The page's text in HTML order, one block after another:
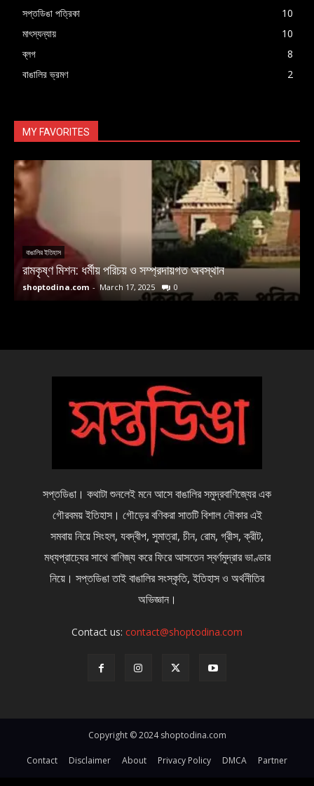
সপ্তডিঙা পত্রিকা
10
মাৎস্যন্যায়
10
ব্লগ
8
বাঙালির ভ্রমণ
2
MY FAVORITES
বাঙালির ইতিহাস
রামকৃষ্ণ মিশন: ধর্মীয় পরিচয় ও সম্প্রদায়গত অবস্থান
shoptodina.com - March 17, 2025 0
সপ্তডিঙা। কথাটা শুনলেই মনে আসে বাঙালির সমুদ্রবাণিজ্যের এক
গৌরবময় ইতিহাস। গৌড়ের বণিকরা সাতটি বিশাল নৌকার এই
সমবায় নিয়ে সিংহল, যবদ্বীপ, সুমাত্রা, চীন, রোম, গ্রীস, ক্রীট,
মধ্যপ্রাচ্যের সাথে বাণিজ্য করে ফিরে আসতেন স্বর্ণমুদ্রার ভাণ্ডার
নিয়ে। সপ্তডিঙা তাই বাঙালির সংস্কৃতি, ইতিহাস ও অর্থনীতির
অভিজ্ঞান।
Contact us: contact@shoptodina.com
Copyright © 2024 shoptodina.com
Contact Disclaimer About Privacy Policy DMCA Partner